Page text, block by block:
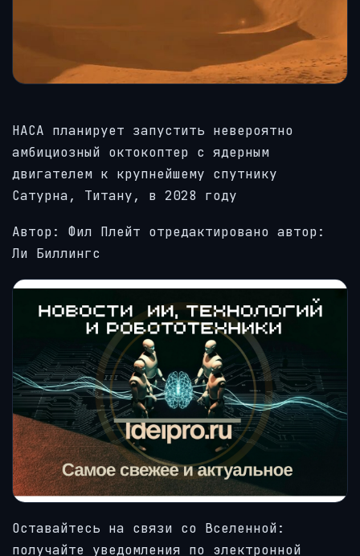
НАСА планирует запустить невероятно
амбициозный октокоптер с ядерным
двигателем к крупнейшему спутнику
Сатурна, Титану, в 2028 году
Автор: Фил Плейт отредактировано автор:
Ли Биллингс
Оставайтесь на связи со Вселенной:
получайте уведомления по электронной